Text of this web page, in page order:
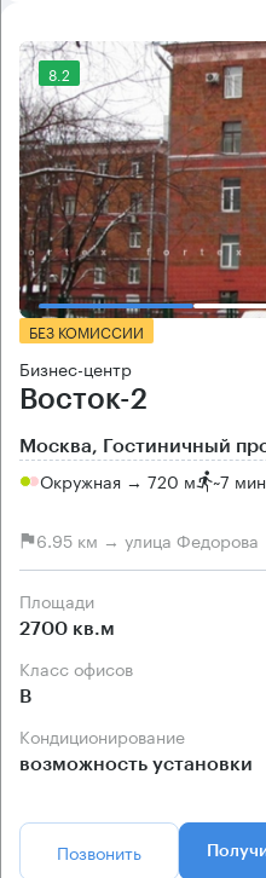
8.2
БЕЗ КОМИССИИ
Бизнес-центр
Восток-2
Москва, Гостиничный
Окружная → 720 м ~7 мин
6.95 км → улица Федорова
Площади
2700 кв.м
Класс офисов
B
Кондиционирование
возможность установки
Позвонить